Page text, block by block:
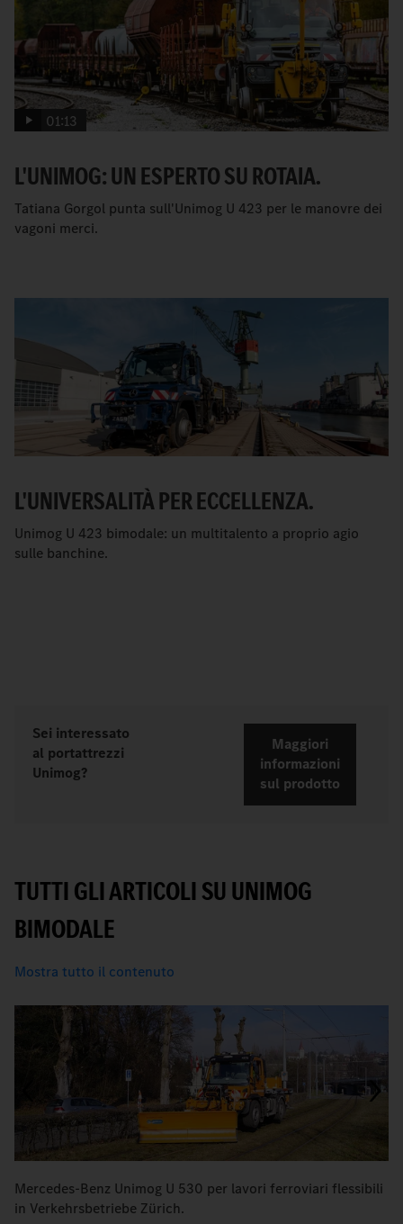
01:13
L'UNIMOG: UN ESPERTO SU ROTAIA.
Tatiana Gorgol punta sull'Unimog U 423 per le manovre dei
vagoni merci.
L'UNIVERSALITÀ PER ECCELLENZA.
Unimog U 423 bimodale: un multitalento a proprio agio
sulle banchine.
Sei interessato
al portattrezzi
Unimog?
Maggiori
informazioni
sul prodotto
TUTTI GLI ARTICOLI SU UNIMOG
BIMODALE
Mostra tutto il contenuto
Mercedes-Benz Unimog U 530 per lavori ferroviari flessibili
in Verkehrsbetriebe Zürich.